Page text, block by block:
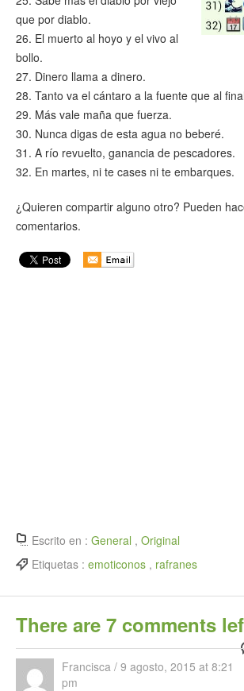
que por diablo.
26. El muerto al hoyo y el vivo al
bollo.
27. Dinero llama a dinero.
28. Tanto va el cántaro a la fuente que al
29. Más vale maña que fuerza.
30. Nunca digas de esta agua no beberé.
31. A río revuelto, ganancia de pescadores.
32. En martes, ni te cases ni te embarques.
¿Quieren compartir alguno otro? Pueden
comentarios.
Escrito en : General , Original
Etiquetas : emoticonos , rafranes
There are 7 comments
Francisca / 9 agosto, 2015 at 8:21
pm